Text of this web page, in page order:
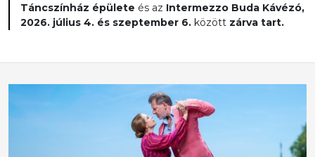
Táncszínház épülete és az Intermezzo Buda Kávézó,
2026. július 4. és szeptember 6. között zárva tart.